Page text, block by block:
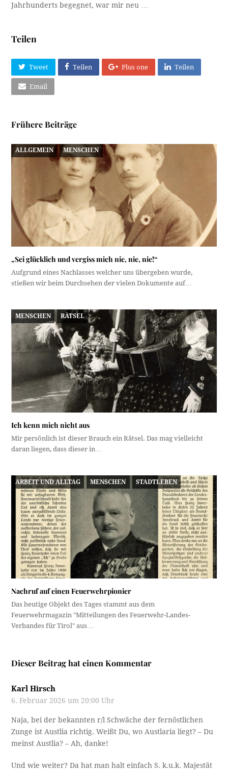
Jahrhunderts begegnet, war mir neu …
Teilen
Tweet Teilen Plus one Teilen
Email
Frühere Beiträge
ALLGEMEIN MENSCHEN
„Sei glücklich und vergiss mich nie, nie, nie!“
Aufgrund eines Nachlasses welcher uns übergeben wurde,
stießen wir beim Durchsehen der vielen Dokumente auf…
MENSCHEN RÄTSEL
Ich kenn mich nicht aus
Mir persönlich ist dieser Brauch ein Rätsel. Das mag vielleicht
daran liegen, dass dieser in…
ARBEIT UND ALLTAG MENSCHEN STADTLEBEN
Nachruf auf einen Feuerwehrpionier
Das heutige Objekt des Tages stammt aus dem
Feuerwehrmagazin "Mitteilungen des Feuerwehr-Landes-
Verbandes für Tirol" aus…
Dieser Beitrag hat einen Kommentar
Karl Hirsch
6. Februar 2026 um 20:00 Uhr
Naja, bei der bekannten r/l Schwäche der fernöstlichen
Zunge ist Austlia richtig. Weißt Du, wo Austlaria liegt? – Du
meinst Austlia? – Ah, danke!
Und wie weiter? Da hat man halt einfach S. k.u.k. Majestät